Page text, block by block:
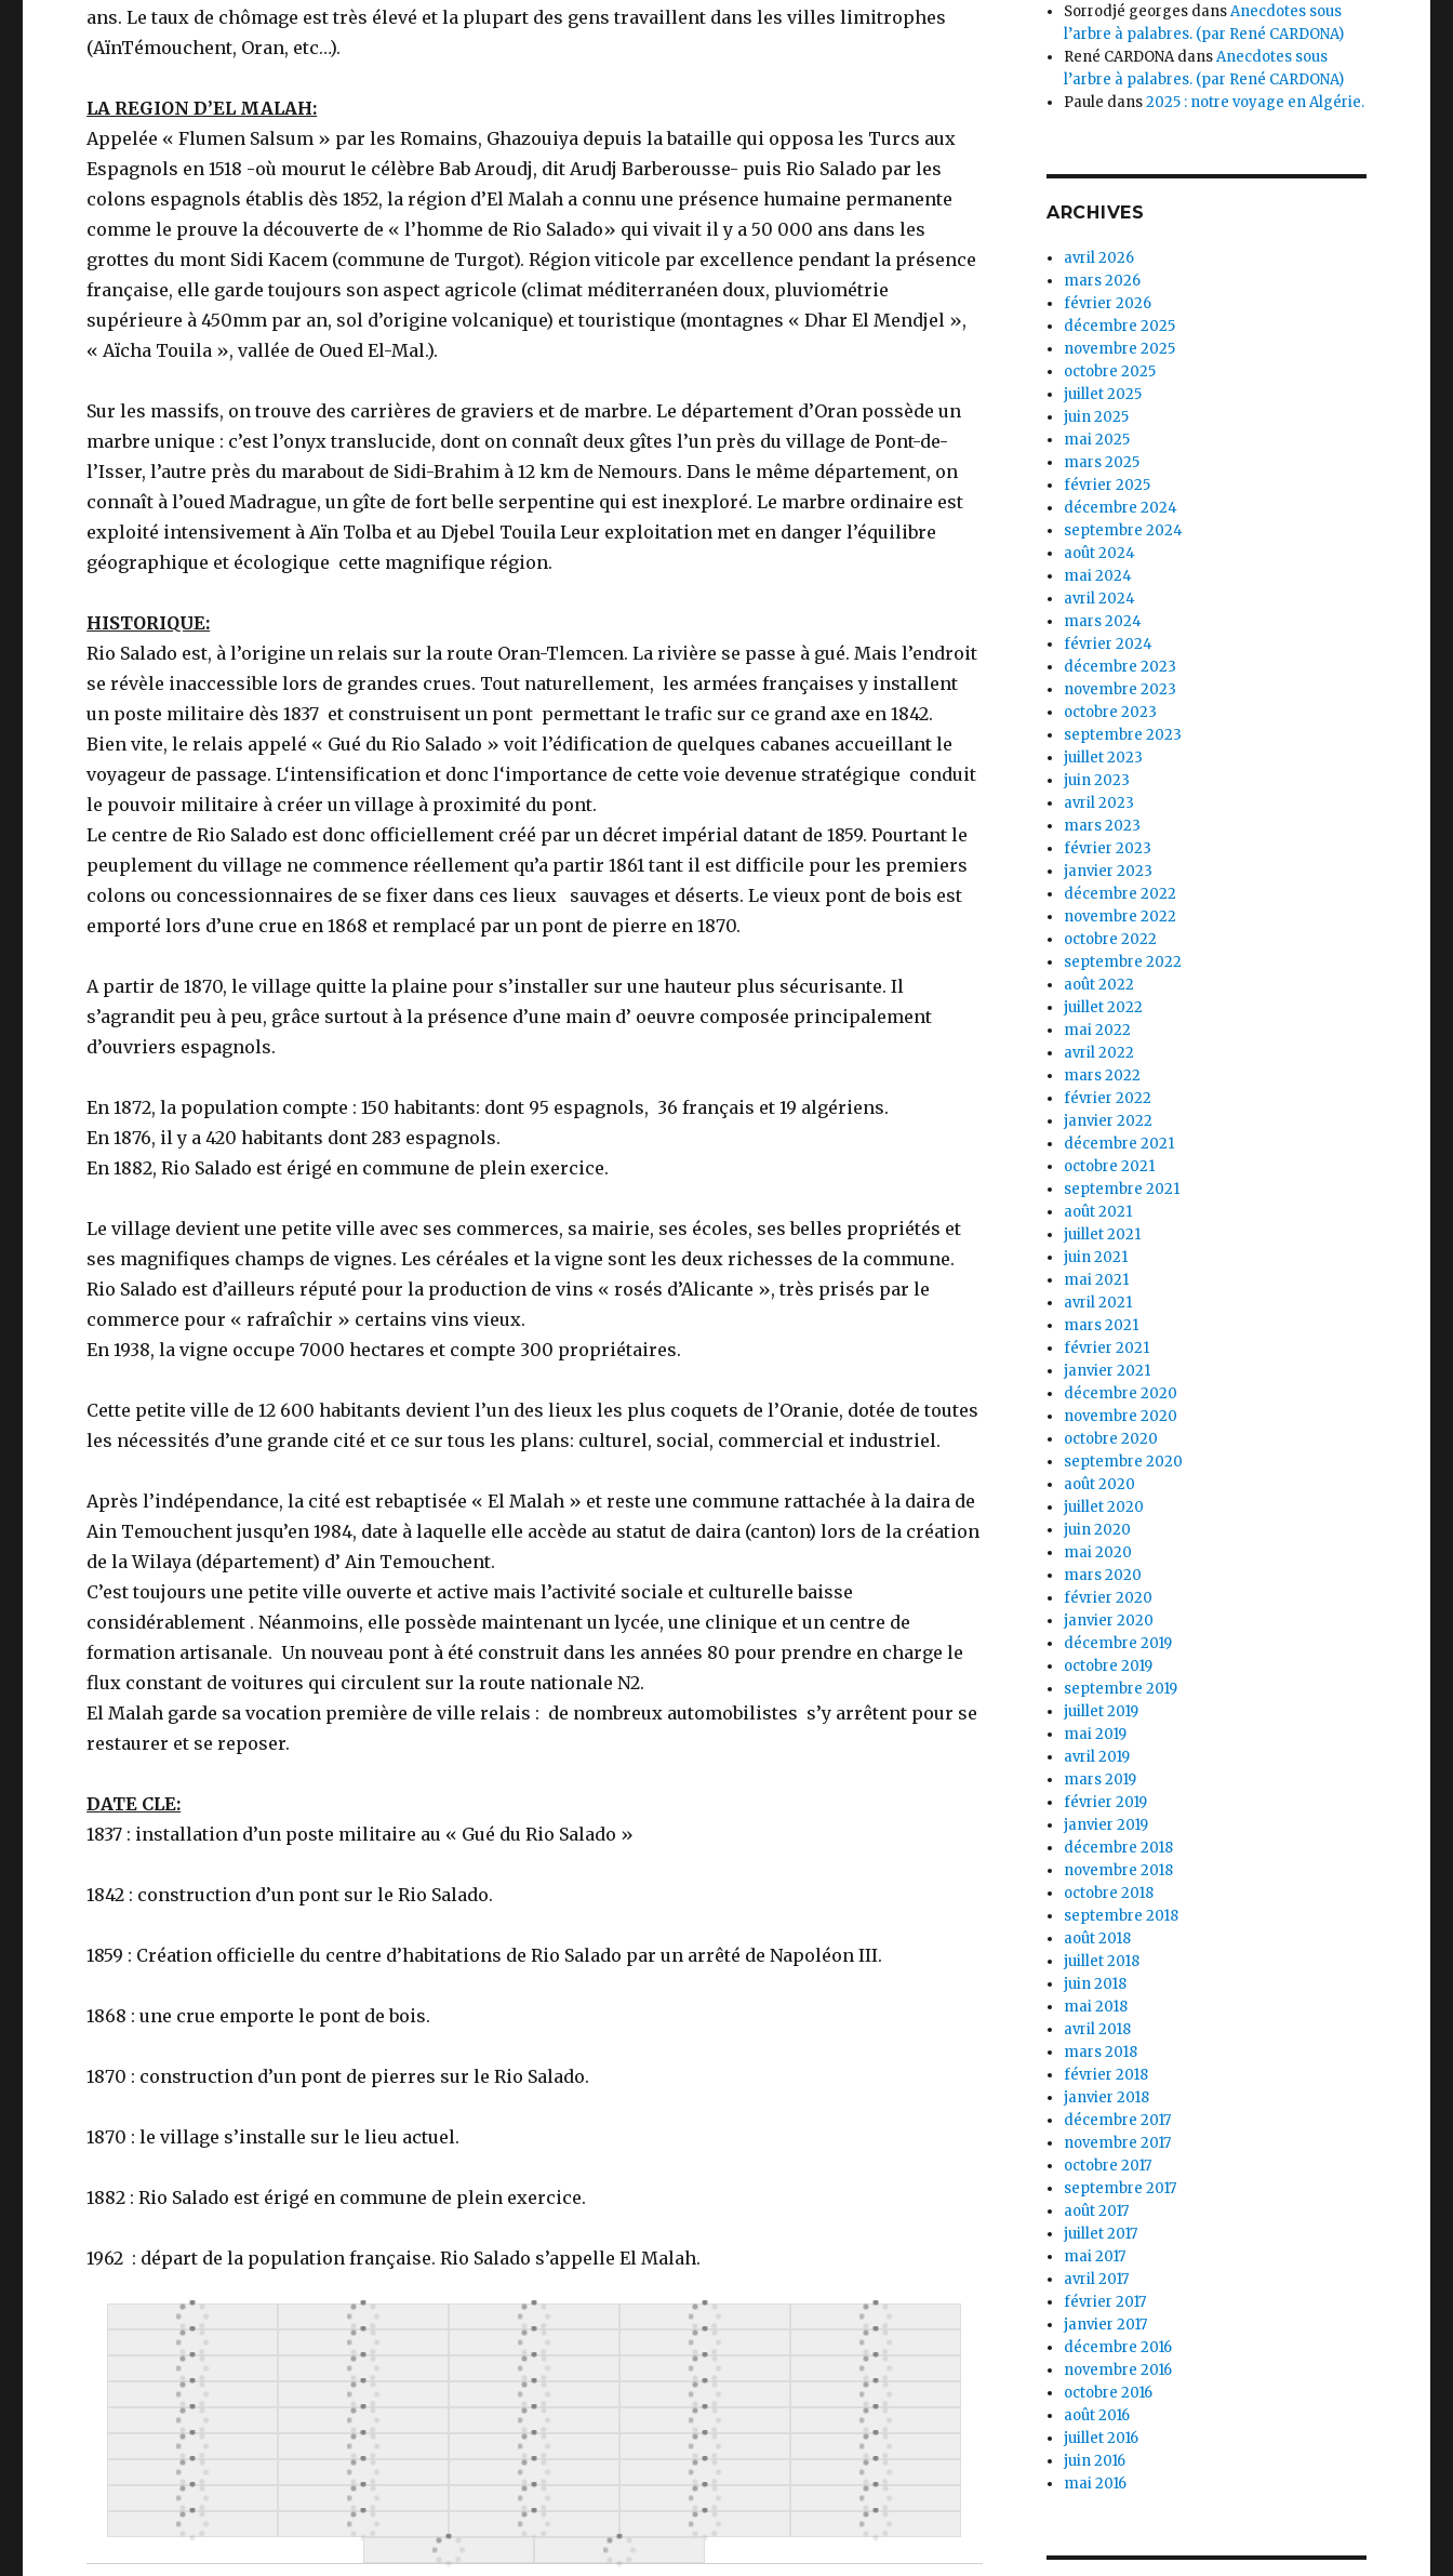
ans. Le taux de chômage est très élevé et la plupart des gens travaillent dans les villes limitrophes
(AïnTémouchent, Oran, etc…).
LA REGION D’EL MALAH:
Appelée « Flumen Salsum » par les Romains, Ghazouiya depuis la bataille qui opposa les Turcs aux
Espagnols en 1518 -où mourut le célèbre Bab Aroudj, dit Arudj Barberousse- puis Rio Salado par les
colons espagnols établis dès 1852, la région d’El Malah a connu une présence humaine permanente
comme le prouve la découverte de « l’homme de Rio Salado» qui vivait il y a 50 000 ans dans les
grottes du mont Sidi Kacem (commune de Turgot). Région viticole par excellence pendant la présence
française, elle garde toujours son aspect agricole (climat méditerranéen doux, pluviométrie
supérieure à 450mm par an, sol d’origine volcanique) et touristique (montagnes « Dhar El Mendjel »,
« Aïcha Touila », vallée de Oued El-Mal.).
Sur les massifs, on trouve des carrières de graviers et de marbre. Le département d’Oran possède un
marbre unique : c’est l’onyx translucide, dont on connaît deux gîtes l’un près du village de Pont-de-
l’Isser, l’autre près du marabout de Sidi-Brahim à 12 km de Nemours. Dans le même département, on
connaît à l’oued Madrague, un gîte de fort belle serpentine qui est inexploré. Le marbre ordinaire est
exploité intensivement à Aïn Tolba et au Djebel Touila Leur exploitation met en danger l’équilibre
géographique et écologique cette magnifique région.
HISTORIQUE:
Rio Salado est, à l’origine un relais sur la route Oran-Tlemcen. La rivière se passe à gué. Mais l’endroit
se révèle inaccessible lors de grandes crues. Tout naturellement, les armées françaises y installent
un poste militaire dès 1837 et construisent un pont permettant le trafic sur ce grand axe en 1842.
Bien vite, le relais appelé « Gué du Rio Salado » voit l’édification de quelques cabanes accueillant le
voyageur de passage. L‘intensification et donc l‘importance de cette voie devenue stratégique conduit
le pouvoir militaire à créer un village à proximité du pont.
Le centre de Rio Salado est donc officiellement créé par un décret impérial datant de 1859. Pourtant le
peuplement du village ne commence réellement qu’a partir 1861 tant il est difficile pour les premiers
colons ou concessionnaires de se fixer dans ces lieux sauvages et déserts. Le vieux pont de bois est
emporté lors d’une crue en 1868 et remplacé par un pont de pierre en 1870.
A partir de 1870, le village quitte la plaine pour s’installer sur une hauteur plus sécurisante. Il
s’agrandit peu à peu, grâce surtout à la présence d’une main d’ oeuvre composée principalement
d’ouvriers espagnols.
En 1872, la population compte : 150 habitants: dont 95 espagnols, 36 français et 19 algériens.
En 1876, il y a 420 habitants dont 283 espagnols.
En 1882, Rio Salado est érigé en commune de plein exercice.
Le village devient une petite ville avec ses commerces, sa mairie, ses écoles, ses belles propriétés et
ses magnifiques champs de vignes. Les céréales et la vigne sont les deux richesses de la commune.
Rio Salado est d’ailleurs réputé pour la production de vins « rosés d’Alicante », très prisés par le
commerce pour « rafraîchir » certains vins vieux.
En 1938, la vigne occupe 7000 hectares et compte 300 propriétaires.
Cette petite ville de 12 600 habitants devient l’un des lieux les plus coquets de l’Oranie, dotée de toutes
les nécessités d’une grande cité et ce sur tous les plans: culturel, social, commercial et industriel.
Après l’indépendance, la cité est rebaptisée « El Malah » et reste une commune rattachée à la daira de
Ain Temouchent jusqu’en 1984, date à laquelle elle accède au statut de daira (canton) lors de la création
de la Wilaya (département) d’ Ain Temouchent.
C’est toujours une petite ville ouverte et active mais l’activité sociale et culturelle baisse
considérablement . Néanmoins, elle possède maintenant un lycée, une clinique et un centre de
formation artisanale. Un nouveau pont à été construit dans les années 80 pour prendre en charge le
flux constant de voitures qui circulent sur la route nationale N2.
El Malah garde sa vocation première de ville relais : de nombreux automobilistes s’y arrêtent pour se
restaurer et se reposer.
DATE CLE:
1837 : installation d’un poste militaire au « Gué du Rio Salado »
1842 : construction d’un pont sur le Rio Salado.
1859 : Création officielle du centre d’habitations de Rio Salado par un arrêté de Napoléon III.
1868 : une crue emporte le pont de bois.
1870 : construction d’un pont de pierres sur le Rio Salado.
1870 : le village s’installe sur le lieu actuel.
1882 : Rio Salado est érigé en commune de plein exercice.
1962 : départ de la population française. Rio Salado s’appelle El Malah.
Sorrodjé georges dansAnecdotes sous
l’arbre à palabres. (par René CARDONA)
René CARDONAdansAnecdotes sous
l’arbre à palabres. (par René CARDONA)
Paule dans2025 : notre voyage en Algérie.
ARCHIVES
avril 2026
mars 2026
février 2026
décembre 2025
novembre 2025
octobre 2025
juillet 2025
juin 2025
mai 2025
mars 2025
février 2025
décembre 2024
septembre 2024
août 2024
mai 2024
avril 2024
mars 2024
février 2024
décembre 2023
novembre 2023
octobre 2023
septembre 2023
juillet 2023
juin 2023
avril 2023
mars 2023
février 2023
janvier 2023
décembre 2022
novembre 2022
octobre 2022
septembre 2022
août 2022
juillet 2022
mai 2022
avril 2022
mars 2022
février 2022
janvier 2022
décembre 2021
octobre 2021
septembre 2021
août 2021
juillet 2021
juin 2021
mai 2021
avril 2021
mars 2021
février 2021
janvier 2021
décembre 2020
novembre 2020
octobre 2020
septembre 2020
août 2020
juillet 2020
juin 2020
mai 2020
mars 2020
février 2020
janvier 2020
décembre 2019
octobre 2019
septembre 2019
juillet 2019
mai 2019
avril 2019
mars 2019
février 2019
janvier 2019
décembre 2018
novembre 2018
octobre 2018
septembre 2018
août 2018
juillet 2018
juin 2018
mai 2018
avril 2018
mars 2018
février 2018
janvier 2018
décembre 2017
novembre 2017
octobre 2017
septembre 2017
août 2017
juillet 2017
mai 2017
avril 2017
février 2017
janvier 2017
décembre 2016
novembre 2016
octobre 2016
août 2016
juillet 2016
juin 2016
mai 2016